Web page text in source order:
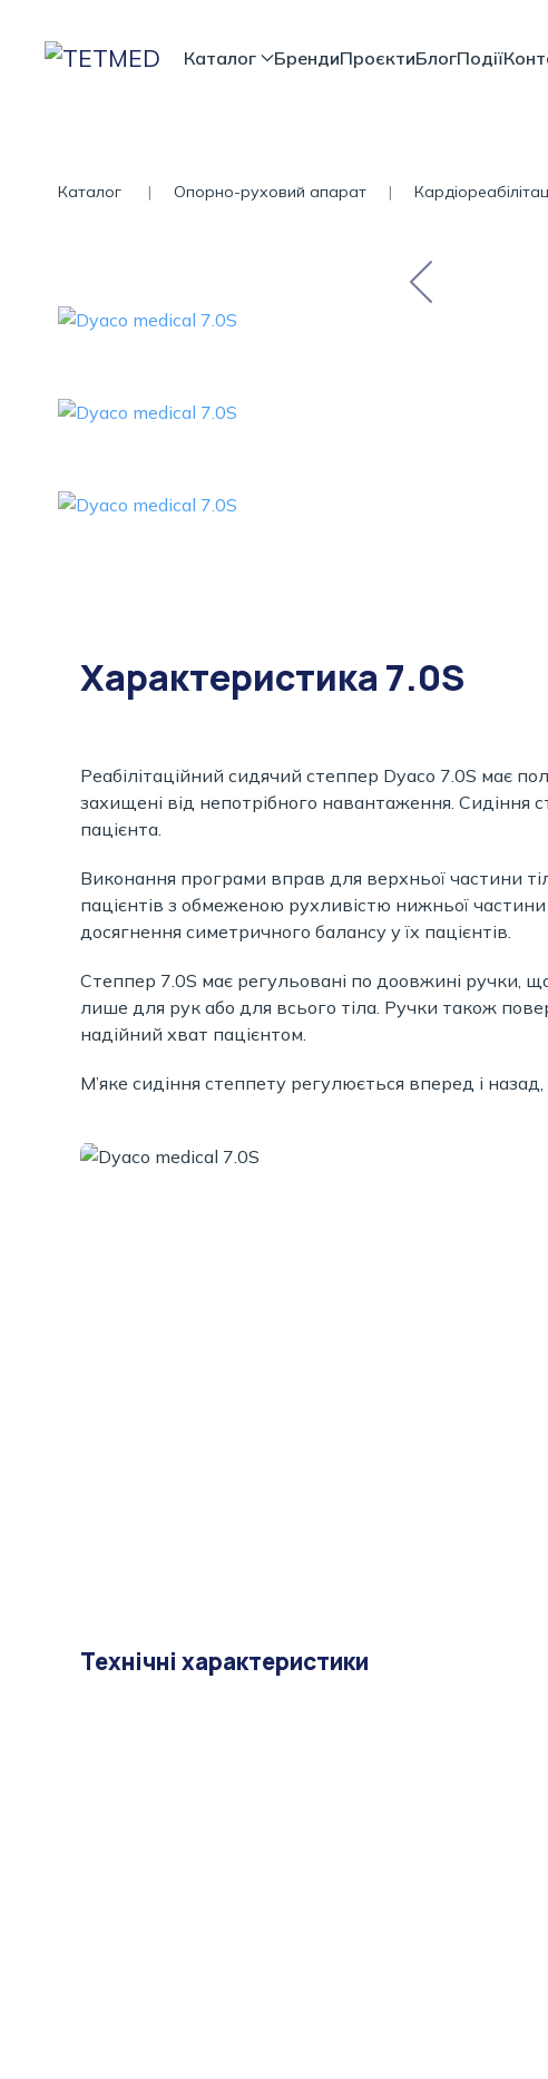
Каталог БрендиПроєктиБлогПодії
Каталог Опорно-руховий апарат
Характеристика 7.0S
Реабілітаційний сидячий степпер Dyaco 7.0S має
захищені від непотрібного навантаження. Сидіння
пацієнта.
Виконання програми вправ для верхньої частини
пацієнтів з обмеженою рухливістю нижньої
досягнення симетричного балансу у їх пацієнтів.
Степпер 7.0S має регульовані по доовжині ручки,
лише для рук або для всього тіла. Ручки також
надійний хват пацієнтом.
М’яке сидіння степпету регулюється вперед і
Технічні характеристики